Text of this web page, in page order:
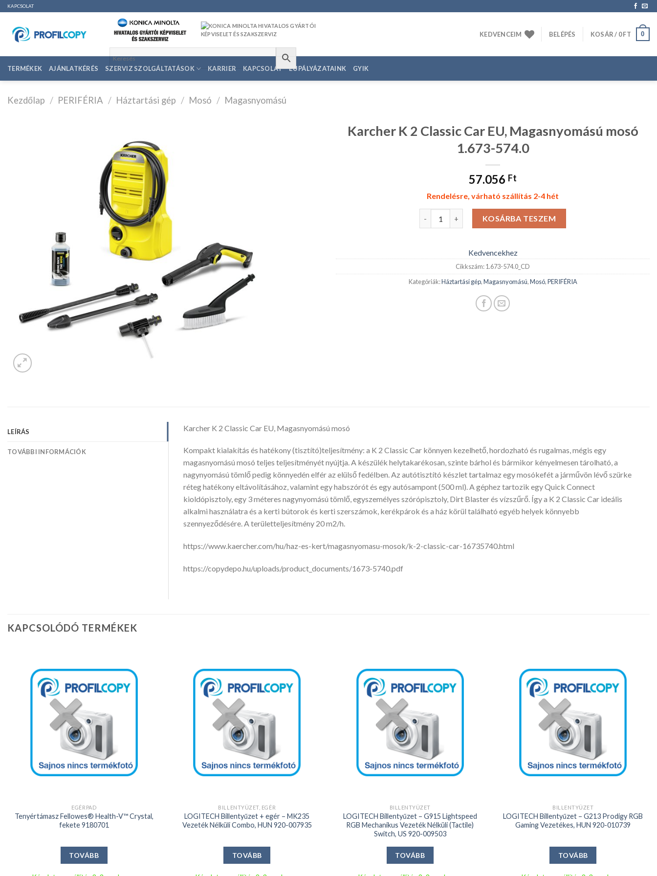
Ugrás
tartalomhoz
KAPCSOLAT
KEDVENCEIM BELÉPÉS KOSÁR / 0FT 0
TERMÉKEK AJÁNLATKÉRÉS SZERVIZ SZOLGÁLTATÁSOK KARRIER KAPCSOLAT EU PÁLYÁZATAINK GYIK
Kezdőlap / PERIFÉRIA / Háztartási gép / Mosó / Magasnyomású
Karcher K 2 Classic Car EU, Magasnyomású mosó
1.673-574.0
57.056 Ft
Rendelésre, várható szállítás 2-4 hét
Karcher K 2 Classic Car EU, Magasnyomású mosó 1.673-574.0 mennyiség
KOSÁRBA TESZEM
Kedvencekhez
Cikkszám:1.673-574.0_CD
Kategóriák:Háztartási gép,Magasnyomású,Mosó,PERIFÉRIA
LEÍRÁS
TOVÁBBI INFORMÁCIÓK
Karcher K 2 Classic Car EU, Magasnyomású mosó
Kompakt kialakítás és hatékony (tisztító)teljesítmény: a K 2 Classic Car könnyen kezelhető, hordozható és rugalmas, mégis egy
magasnyomású mosó teljes teljesítményét nyújtja. A készülék helytakarékosan, szinte bárhol és bármikor kényelmesen tárolható, a
nagynyomású tömlő pedig könnyedén elfér az elülső fedélben. Az autótisztító készlet tartalmaz egy mosókefét a járművön lévő szürke
réteg hatékony eltávolításához, valamint egy habszórót és egy autósampont (500 ml). A géphez tartozik egy Quick Connect
kioldópisztoly, egy 3 méteres nagynyomású tömlő, egyszemélyes szórópisztoly, Dirt Blaster és vízszűrő. Így a K 2 Classic Car ideális
alkalmi használatra és a kerti bútorok és kerti szerszámok, kerékpárok és a ház körül található egyéb helyek könnyebb
szennyeződésére. A területteljesítmény 20 m2/h.
https://www.kaercher.com/hu/haz-es-kert/magasnyomasu-mosok/k-2-classic-car-16735740.html
https://copydepo.hu/uploads/product_documents/1673-5740.pdf
KAPCSOLÓDÓ TERMÉKEK
Kedvencekhez
EGÉRPAD
Tenyértámasz Fellowes® Health-V™ Crystal,
fekete 9180701
TOVÁBB
Kedvencekhez
BILLENTYŰZET, EGÉR
LOGITECH Billentyűzet + egér – MK235
Vezeték Nélküli Combo, HUN 920-007935
TOVÁBB
Kedvencekhez
BILLENTYŰZET
LOGITECH Billentyűzet – G915 Lightspeed
RGB Mechanikus Vezeték Nélküli (Tactile)
Switch, US 920-009503
TOVÁBB
Kedvencekhez
BILLENTYŰZET
LOGITECH Billentyűzet – G213 Prodigy RGB
Gaming Vezetékes, HUN 920-010739
TOVÁBB